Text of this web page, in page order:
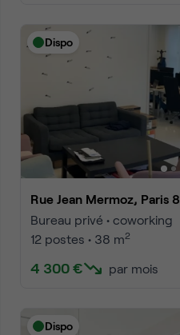
Dispo
Rue Jean Mermoz, Paris 8
Bureau privé • coworking
12 postes • 38 m2
4 300 € par mois
Dispo